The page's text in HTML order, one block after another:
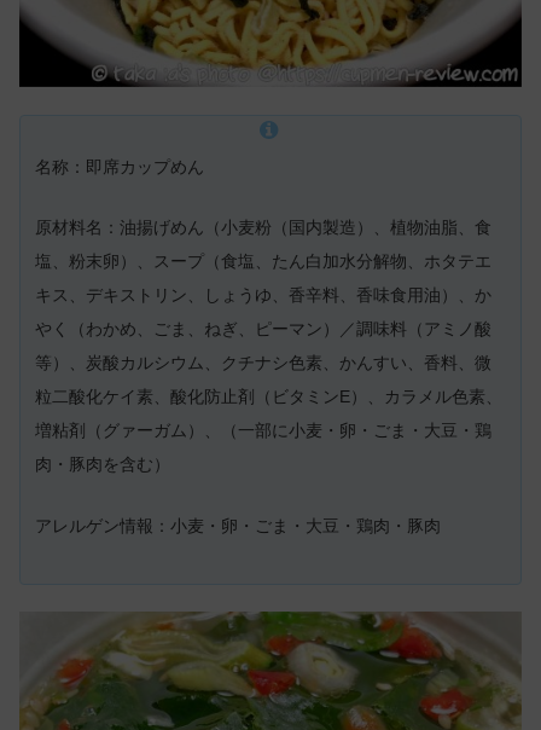
名称：即席カップめん
原材料名：油揚げめん（小麦粉（国内製造）、植物油脂、食
塩、粉末卵）、スープ（食塩、たん白加水分解物、ホタテエ
キス、デキストリン、しょうゆ、香辛料、香味食用油）、か
やく（わかめ、ごま、ねぎ、ピーマン）／調味料（アミノ酸
等）、炭酸カルシウム、クチナシ色素、かんすい、香料、微
粒二酸化ケイ素、酸化防止剤（ビタミンE）、カラメル色素、
増粘剤（グァーガム）、（一部に小麦・卵・ごま・大豆・鶏
肉・豚肉を含む）
アレルゲン情報：小麦・卵・ごま・大豆・鶏肉・豚肉